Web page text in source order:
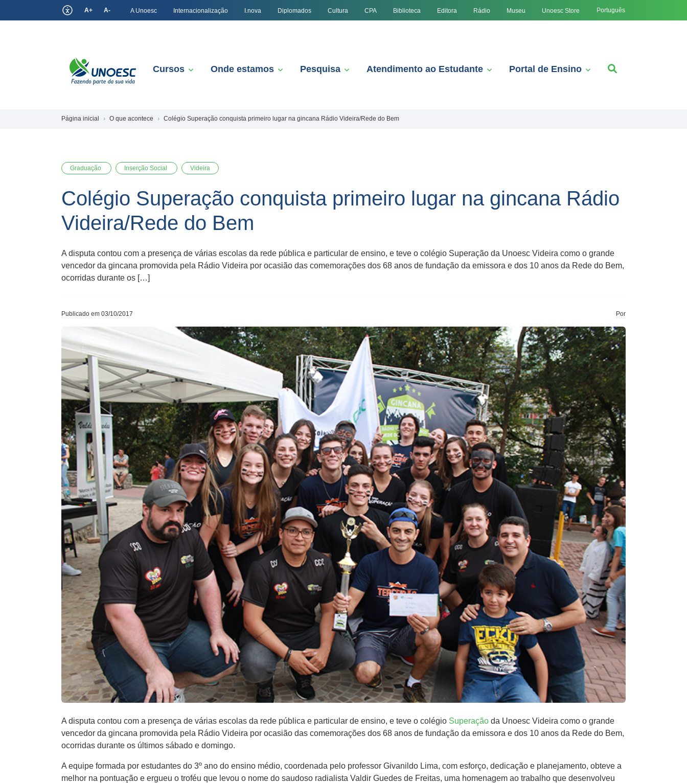
A+ A- A Unoesc Internacionalização I.nova Diplomados Cultura CPA Biblioteca Editora Rádio Museu Unoesc Store Português
Cursos Onde estamos Pesquisa Atendimento ao Estudante Portal de Ensino
Página inicial O que acontece Colégio Superação conquista primeiro lugar na gincana Rádio Videira/Rede do Bem
Graduação Inserção Social Videira
Colégio Superação conquista primeiro lugar na gincana Rádio
Videira/Rede do Bem
A disputa contou com a presença de ​várias escolas da rede pública e particular de ensino, e teve o colégio ​Superação da Unoesc Videira como o grande
vencedor da ​g​incana promovida pela ​R​ádio Videira por ocasião das comemorações dos 68 anos de fundação da emissora e dos 10 anos da Rede do Bem​,
ocorridas​ durante o​s​ […]
Publicado em 03/10/2017 Por
A disputa contou com a presença de ​várias escolas da rede pública e particular de ensino, e teve o colégio ​Superação da Unoesc Videira como o grande
vencedor da ​g​incana promovida pela ​R​ádio Videira por ocasião das comemorações dos 68 anos de fundação da emissora e dos 10 anos da Rede do Bem​,
ocorridas​ durante o​s​ ​últimos ​sábado e domingo.
A equipe formada por estudantes do 3º ano do ensino médio​, coordenada pelo professor Givanildo Lima, ​com esforço, dedicação e planejamento, ​​obteve a
melhor na pontuação e ergueu o troféu que levou o nome do saudoso radialista Valdir Guedes de Freitas, uma homenagem ao trabalho que desenvolveu